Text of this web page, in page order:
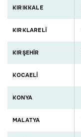
KIRIKKALE
KIRKLARELİ
KIRŞEHİR
KOCAELİ
KONYA
MALATYA